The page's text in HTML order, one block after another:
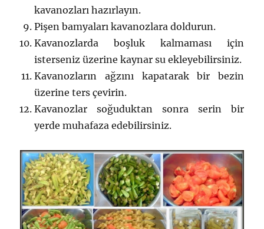
kavanozları hazırlayın.
Pişen bamyaları kavanozlara doldurun.
Kavanozlarda boşluk kalmaması için
isterseniz üzerine kaynar su ekleyebilirsiniz.
Kavanozların ağzını kapatarak bir bezin
üzerine ters çevirin.
Kavanozlar soğuduktan sonra serin bir
yerde muhafaza edebilirsiniz.